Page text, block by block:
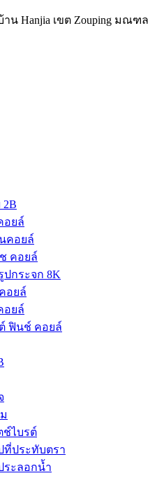
น Hanjia เขต Zouping มณฑล
อยล์
คอยล์
คอยล์
ปกระจก 8K
อยล์
อยล์
ฟินช์ คอยล์
ช์ไบรต์
ที่ประทับตรา
ระลอกน้ำ